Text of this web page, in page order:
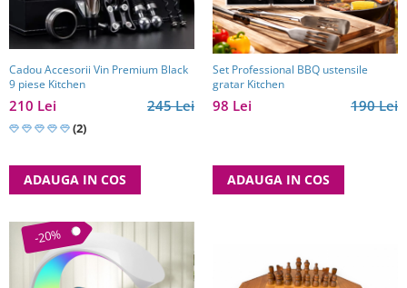
Cadou Accesorii Vin Premium Black
9 piese Kitchen
245 Lei
210 Lei
(2)
ADAUGA IN COS
Set Professional BBQ ustensile
gratar Kitchen
190 Lei
98 Lei
ADAUGA IN COS
-20%